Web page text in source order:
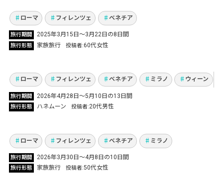
Vol.1375
ローマ フィレンツェ ベネチア
旅行期間 2025年3月15日〜3月22日の8日間
旅行形態 家族旅行 投稿者 60代女性
Vol.1359
ハンガリー・オーストリア・イタリア周遊ハネ
ローマ フィレンツェ ベネチア ミラノ ウィーン
旅行期間 2026年4月28日〜5月10日の13日間
旅行形態 ハネムーン 投稿者 20代男性
Vol.1356
母娘で巡るイタリア4都市周遊10日間 充実の初
ローマ フィレンツェ ベネチア ミラノ
旅行期間 2026年3月30日〜4月8日の10日間
旅行形態 家族旅行 投稿者 50代女性
念願の『最後の晩餐』｜大好きなフィレンツェ
＆パリで、美食と買い物を満喫する自由気まま